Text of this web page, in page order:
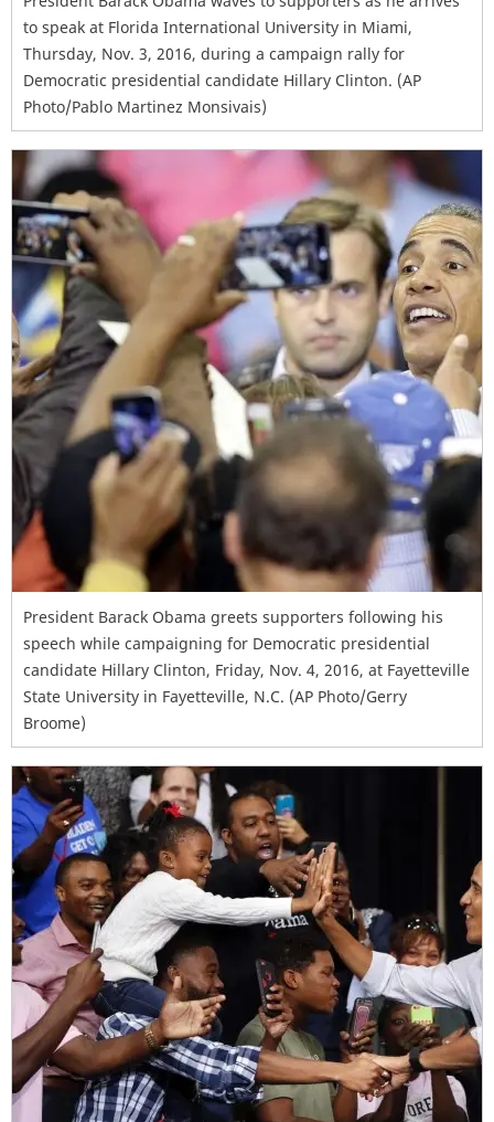
to speak at Florida International University in Miami,
Thursday, Nov. 3, 2016, during a campaign rally for
Democratic presidential candidate Hillary Clinton. (AP
Photo/Pablo Martinez Monsivais)
President Barack Obama greets supporters following his
speech while campaigning for Democratic presidential
candidate Hillary Clinton, Friday, Nov. 4, 2016, at Fayetteville
State University in Fayetteville, N.C. (AP Photo/Gerry
Broome)